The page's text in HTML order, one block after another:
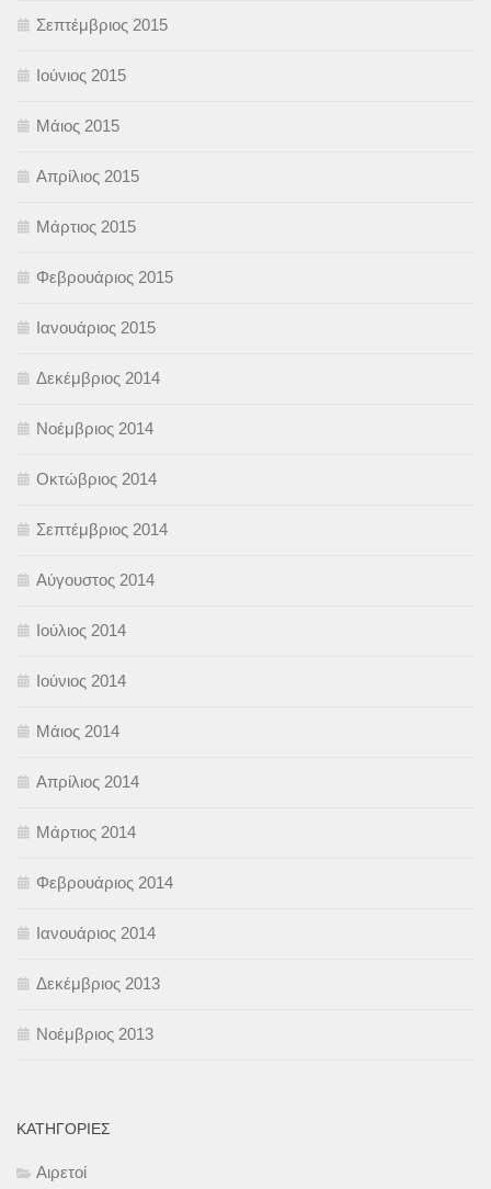
Σεπτέμβριος 2015
Ιούνιος 2015
Μάιος 2015
Απρίλιος 2015
Μάρτιος 2015
Φεβρουάριος 2015
Ιανουάριος 2015
Δεκέμβριος 2014
Νοέμβριος 2014
Οκτώβριος 2014
Σεπτέμβριος 2014
Αύγουστος 2014
Ιούλιος 2014
Ιούνιος 2014
Μάιος 2014
Απρίλιος 2014
Μάρτιος 2014
Φεβρουάριος 2014
Ιανουάριος 2014
Δεκέμβριος 2013
Νοέμβριος 2013
KΑΤΗΓΟΡΊΕΣ
Αιρετοί